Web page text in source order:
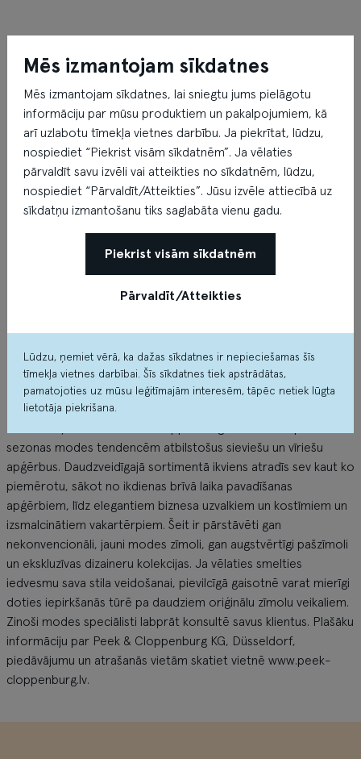
Par veikalu
sezonas modes tendencēm atbilstošus sieviešu un vīriešu
apģērbus. Daudzveidīgajā sortimentā ikviens atradīs sev kaut ko
piemērotu, sākot no ikdienas brīvā laika pavadīšanas
apģērbiem, līdz elegantiem biznesa uzvalkiem un kostīmiem un
izsmalcinātiem vakartērpiem. Šeit ir pārstāvēti gan
nekonvencionāli, jauni modes zīmoli, gan augstvērtīgi pašzīmoli
un ekskluzīvas dizaineru kolekcijas. Ja vēlaties smelties
iedvesmu sava stila veidošanai, pievilcīgā gaisotnē varat mierīgi
doties iepirkšanās tūrē pa daudziem oriģinālu zīmolu veikaliem.
Zinoši modes speciālisti labprāt konsultē savus klientus. Plašāku
informāciju par Peek & Cloppenburg KG, Düsseldorf,
piedāvājumu un atrašanās vietām skatiet vietnē www.peek-
cloppenburg.lv.
Mēs izmantojam sīkdatnes
Mēs izmantojam sīkdatnes, lai sniegtu jums pielāgotu
informāciju par mūsu produktiem un pakalpojumiem, kā
arī uzlabotu tīmekļa vietnes darbību. Ja piekrītat, lūdzu,
nospiediet “Piekrist visām sīkdatnēm”. Ja vēlaties
pārvaldīt savu izvēli vai atteikties no sīkdatnēm, lūdzu,
nospiediet “Pārvaldīt/Atteikties”. Jūsu izvēle attiecībā uz
sīkdatņu izmantošanu tiks saglabāta vienu gadu.
Piekrist visām sīkdatnēm
Pārvaldīt/Atteikties
Lūdzu, ņemiet vērā, ka dažas sīkdatnes ir nepieciešamas šīs
tīmekļa vietnes darbībai. Šīs sīkdatnes tiek apstrādātas,
pamatojoties uz mūsu leģitīmajām interesēm, tāpēc netiek lūgta
lietotāja piekrišana.